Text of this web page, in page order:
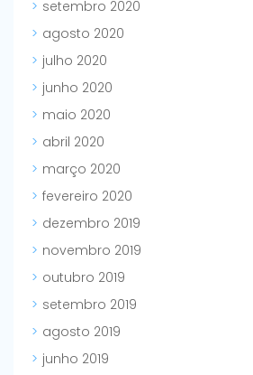
setembro 2020
agosto 2020
julho 2020
junho 2020
maio 2020
abril 2020
março 2020
fevereiro 2020
dezembro 2019
novembro 2019
outubro 2019
setembro 2019
agosto 2019
junho 2019